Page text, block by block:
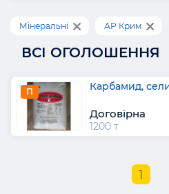
Мінеральні АР Крим
ВСІ ОГОЛОШЕННЯ
П Карбамид,
Договірна
1200 т
1